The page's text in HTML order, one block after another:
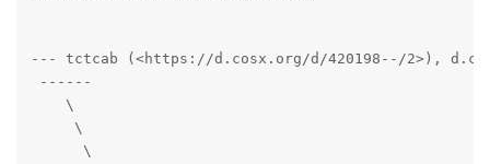
--- tctcab (<https://d.cosx.org/d/420198--/2>),
------
    \
     \
      \